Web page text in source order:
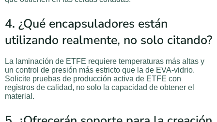
4. ¿Qué encapsuladores están
utilizando realmente, no solo citando?
La laminación de ETFE requiere temperaturas más altas y
un control de presión más estricto que la de EVA-vidrio.
Solicite pruebas de producción activa de ETFE con
registros de calidad, no solo la capacidad de obtener el
material.